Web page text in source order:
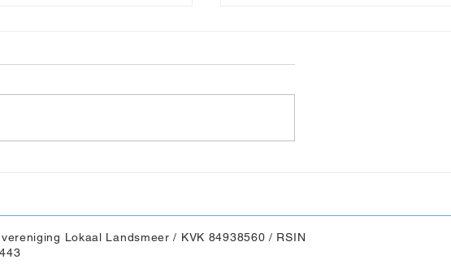
Lokaal Landsmeer / KVK 84938560 / RSIN